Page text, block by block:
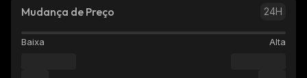
Mudança de Preço 24H
Baixa Alta